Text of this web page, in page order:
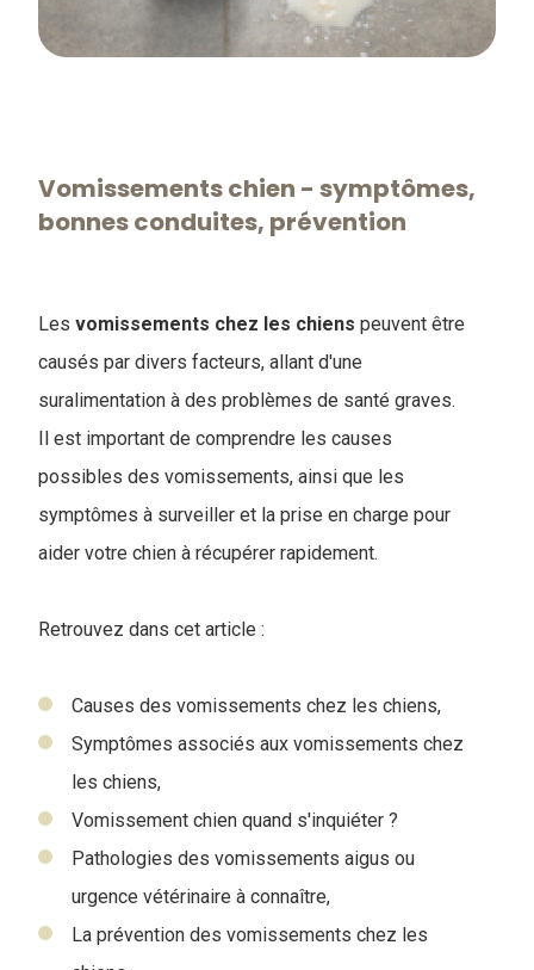
Vomissements chien - symptômes,
bonnes conduites, prévention
Les vomissements chez les chiens peuvent être
causés par divers facteurs, allant d'une
suralimentation à des problèmes de santé graves.
Il est important de comprendre les causes
possibles des vomissements, ainsi que les
symptômes à surveiller et la prise en charge pour
aider votre chien à récupérer rapidement.
Retrouvez dans cet article :
Causes des vomissements chez les chiens,
Symptômes associés aux vomissements chez
les chiens,
Vomissement chien quand s'inquiéter ?
Pathologies des vomissements aigus ou
urgence vétérinaire à connaître,
La prévention des vomissements chez les